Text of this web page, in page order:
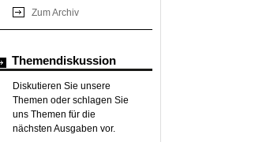
Zum Archiv
Themendiskussion
Diskutieren Sie unsere
Themen oder schlagen Sie
uns Themen für die
nächsten Ausgaben vor.